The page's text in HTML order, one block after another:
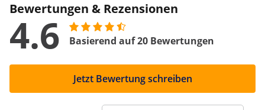
Bewertungen & Rezensionen
4.6 Basierend auf 20 Bewertungen
Jetzt Bewertung schreiben